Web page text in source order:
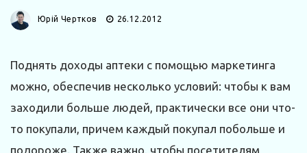
Юрій Чертков 26.12.2012
Поднять доходы аптеки с помощью маркетинга
можно, обеспечив несколько условий: чтобы к вам
заходили больше людей, практически все они что-
то покупали, причем каждый покупал побольше и
подороже. Также важно, чтобы посетителям